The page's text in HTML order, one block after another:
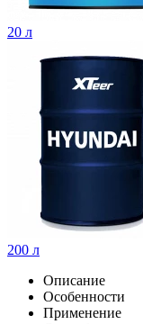
20 л
200 л
Описание
Особенности
Применение